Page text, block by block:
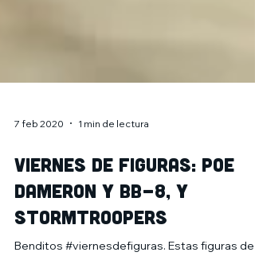
7 feb 2020 1 min de lectura
Viernes de Figuras: Poe
Dameron y BB-8, y